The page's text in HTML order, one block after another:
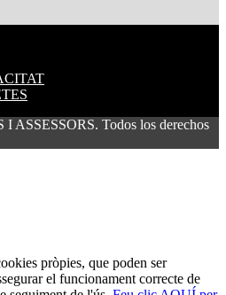
Todos los derechos
pròpies, que poden ser
el funcionament correcte de